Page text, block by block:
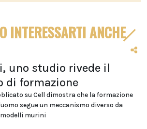
INTERESSARTI ANCHE
uno studio rivede il
di formazione
su Cell dimostra che la formazione
segue un meccanismo diverso da
murini